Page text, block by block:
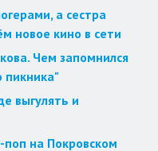
а сестра
новое кино в сети
Чем запомнился
пикника"
выгулять и
на Покровском